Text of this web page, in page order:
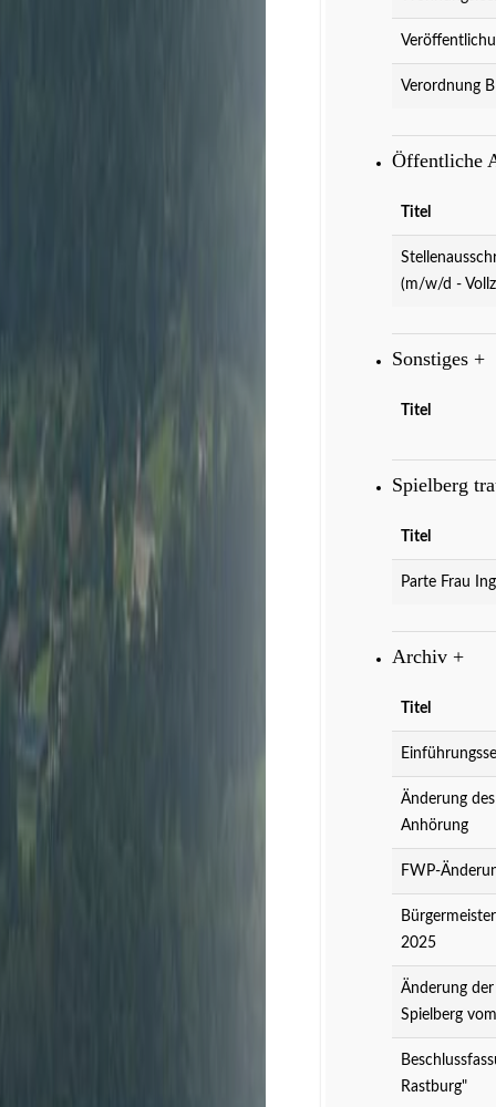
Verordnung
Öffentliche
Titel
(m/w/d -
Sonstiges +
Titel
Spielberg
Titel
Parte Frau
Archiv +
Titel
Änderung
Anhörung
FWP-
2025
Änderung
Spielberg
Rastburg"